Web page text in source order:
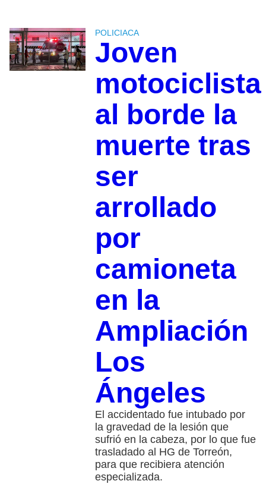
POLICIACA
Joven
motociclista
al borde la
muerte tras
ser
arrollado
por
camioneta
en la
Ampliación
Los
Ángeles
El accidentado fue intubado por
la gravedad de la lesión que
sufrió en la cabeza, por lo que fue
trasladado al HG de Torreón,
para que recibiera atención
especializada.